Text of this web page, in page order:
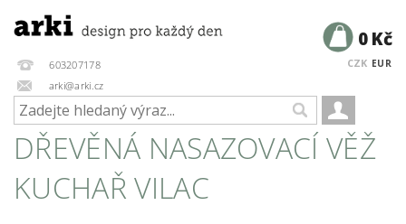
603207178
arki@arki.cz
CZK EUR
0 Kč
DŘEVĚNÁ NASAZOVACÍ VĚŽ
KUCHAŘ VILAC